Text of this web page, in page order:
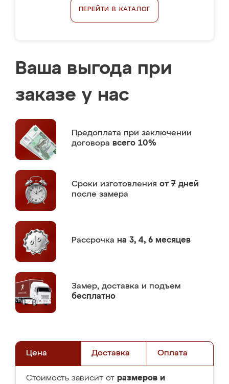
ПЕРЕЙТИ В КАТАЛОГ
Ваша выгода при
заказе у нас
Предоплата при заключении
договора всего 10%
Сроки изготовления от 7 дней
после замера
Рассрочка на 3, 4, 6 месяцев
Замер, доставка и подъем
бесплатно
Цена Доставка Оплата
Стоимость зависит от размеров и